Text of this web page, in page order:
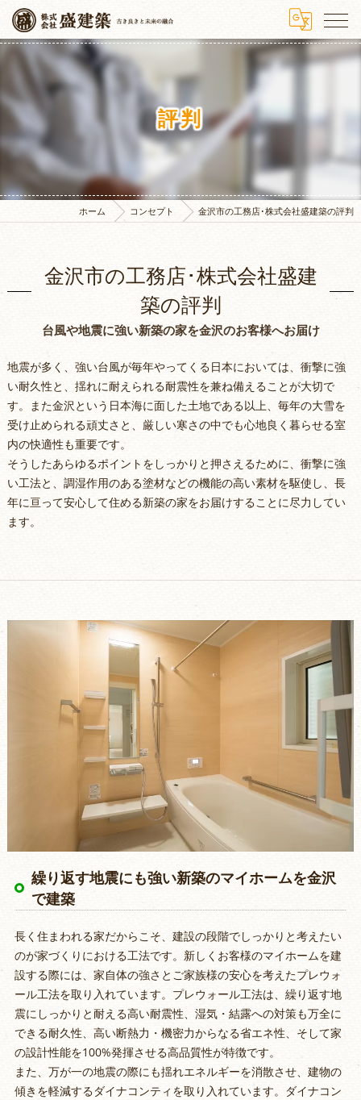
評判
ホーム コンセプト 金沢市の工務店･株式会社盛建築の評判
台風や地震に強い新築の家を金沢のお客様へお届け
金沢市の工務店･株式会社盛建
築の評判
地震が多く、強い台風が毎年やってくる日本においては、衝撃に強
い耐久性と、揺れに耐えられる耐震性を兼ね備えることが大切で
す。また金沢という日本海に面した土地である以上、毎年の大雪を
受け止められる頑丈さと、厳しい寒さの中でも心地良く暮らせる室
内の快適性も重要です。
そうしたあらゆるポイントをしっかりと押さえるために、衝撃に強
い工法と、調湿作用のある塗材などの機能の高い素材を駆使し、長
年に亘って安心して住める新築の家をお届けすることに尽力してい
ます。
繰り返す地震にも強い新築のマイホームを金沢
で建築
長く住まわれる家だからこそ、建設の段階でしっかりと考えたい
のが家づくりにおける工法です。新しくお客様のマイホームを建
設する際には、家自体の強さとご家族様の安心を考えたプレウォ
ール工法を取り入れています。プレウォール工法は、繰り返す地
震にしっかりと耐える高い耐震性、湿気・結露への対策も万全に
できる耐久性、高い断熱力・機密力からなる省エネ性、そして家
の設計性能を100%発揮させる高品質性が特徴です。
また、万が一の地震の際にも揺れエネルギーを消散させ、建物の
傾きを軽減するダイナコンティを取り入れています。ダイナコン